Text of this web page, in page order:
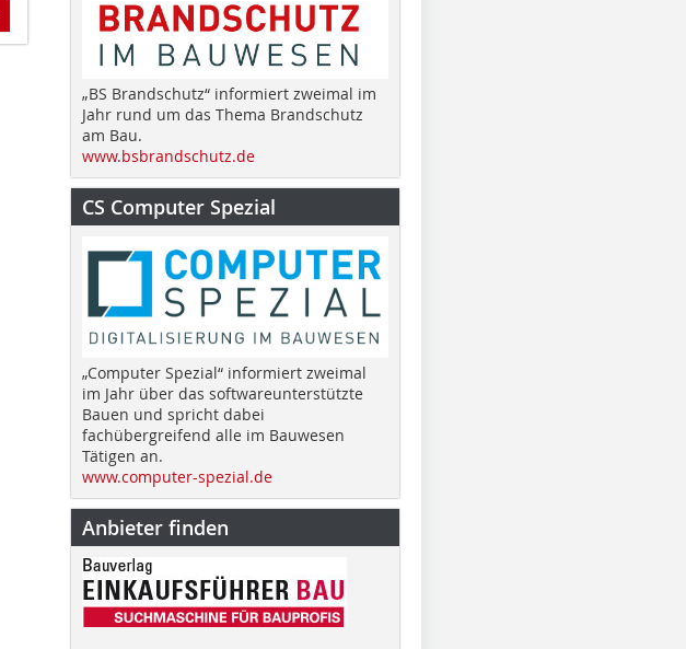
„BS Brandschutz“ informiert zweimal im
Jahr rund um das Thema Brandschutz
am Bau.
www.bsbrandschutz.de
CS Computer Spezial
„Computer Spezial“ informiert zweimal
im Jahr über das softwareunterstützte
Bauen und spricht dabei
fachübergreifend alle im Bauwesen
Tätigen an.
www.computer-spezial.de
Anbieter finden